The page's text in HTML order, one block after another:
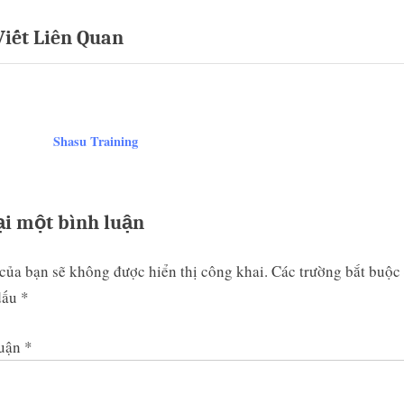
P
Liên Quan
Shasu Training
một bình luận
bạn sẽ không được hiển thị công khai. Các trường bắt buộc
*
*